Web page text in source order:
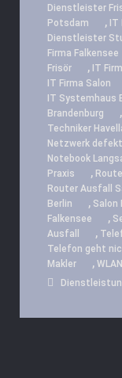
Dienstleister
Potsdam
,
Dienstleister
Firma Falkensee
Frisör
, IT
IT Firma Salon
IT Systemhaus
Brandenburg
,
Techniker
Netzwerk defekt
Notebook
Praxis
,
Router Ausfall
Berlin
, Salon
Falkensee
,
Ausfall
,
Telefon geht
Makler
,